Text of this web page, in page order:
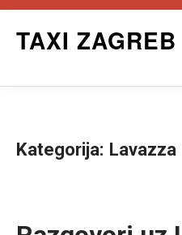
TAXI ZAGREB
Kategorija: Lavazza